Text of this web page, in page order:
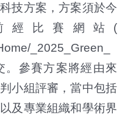
技方案，方案須於今
經比賽網站(
_2025_Green_
。參賽方案將經由來
小組評審，當中包括
及專業組織和學術界